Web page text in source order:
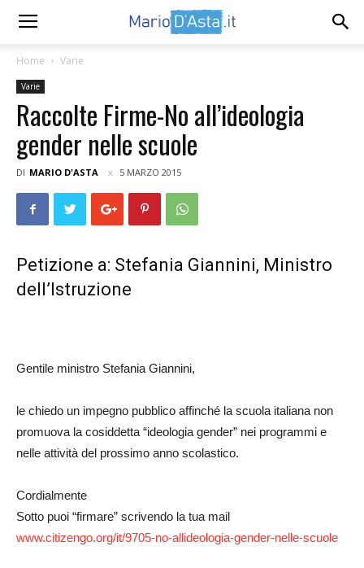
Home Varie
Varie
Raccolte Firme-No all’ideologia
gender nelle scuole
DI MARIO D'ASTA 5 MARZO 2015
Petizione a: Stefania Giannini, Ministro
dell’Istruzione
Gentile ministro Stefania Giannini,
le chiedo un impegno pubblico affinché la scuola italiana non
promuova la cosiddetta “ideologia gender” nei programmi e
nelle attività del prossimo anno scolastico.
Cordialmente
Sotto puoi “firmare” scrivendo la tua mail
www.citizengo.org/it/9705-no-allideologia-gender-nelle-scuole